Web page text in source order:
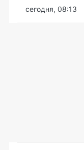
сегодня, 08:13